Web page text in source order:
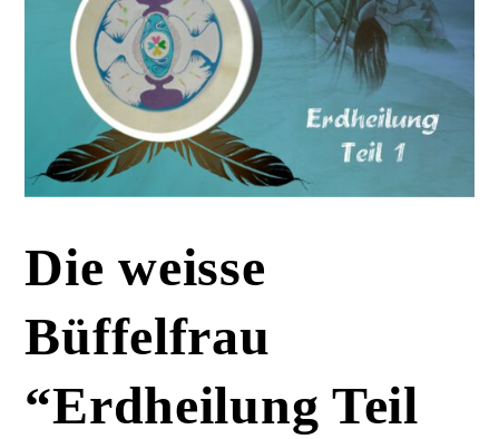
Die weisse
Büffelfrau
“Erdheilung Teil